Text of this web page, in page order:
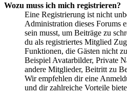
Wozu muss ich mich registrieren?
Eine Registrierung ist nicht
Administration dieses Forums
sein musst, um Beiträge zu
du als registriertes Mitglied
Funktionen, die Gästen nicht
Beispiel Avatarbilder, Private
andere Mitglieder, Beitritt zu
Wir empfehlen dir eine
und dir zahlreiche Vorteile